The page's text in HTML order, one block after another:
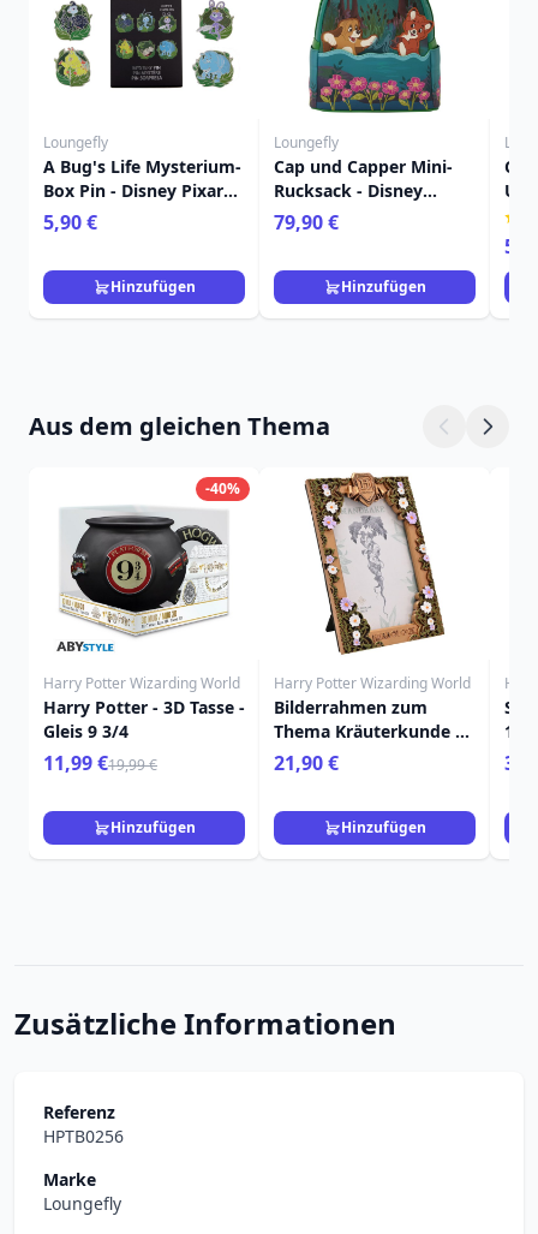
Loungefly
A Bug's Life Mysterium-
Box Pin - Disney Pixar
Loungefly
5,90 €
Hinzufügen
Loungefly
Cap und Capper Mini-
Rucksack - Disney
Loungefly
79,90 €
Hinzufügen
Aus dem gleichen Thema
-40%
Harry Potter Wizarding World
Harry Potter - 3D Tasse -
Gleis 9 3/4
11,99 €19,99 €
Hinzufügen
Harry Potter Wizarding World
Bilderrahmen zum
Thema Kräuterkunde –
Harry Potter
21,90 €
Hinzufügen
17
Zusätzliche Informationen
Referenz
HPTB0256
Marke
Loungefly